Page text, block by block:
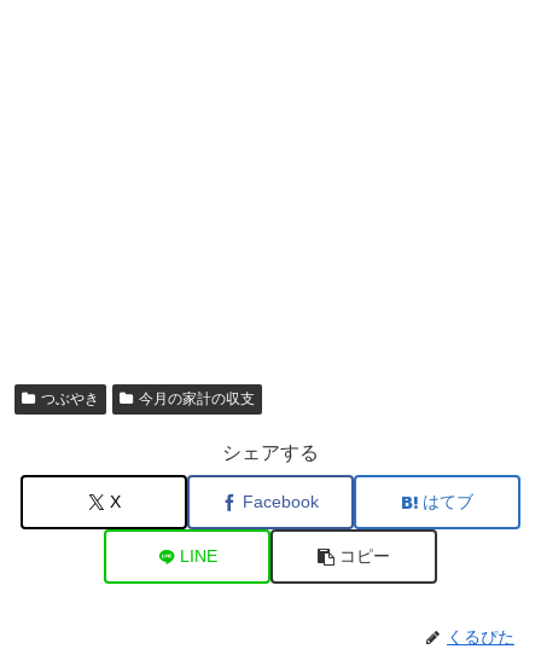
つぶやき 今月の家計の収支
シェアする
X Facebook はてブ
LINE コピー
くるぴた